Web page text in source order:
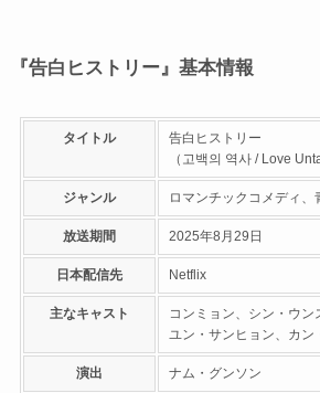
『告白ヒストリー』基本情報
タイトル
告白ヒストリー
（고백의 역사 / Love
ジャンル ロマンチックコメディ、
放送期間 2025年8月29日
日本配信先 Netflix
主なキャスト
コンミョン、シン・ウン
ユン・サンヒョン、カン
演出 ナム・グンソン